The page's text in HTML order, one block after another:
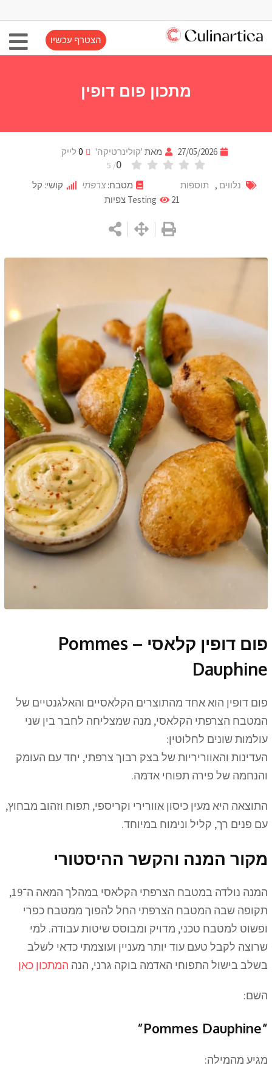
הצטרף עכשיו
מתכון פום דופין
27/05/2026 מאת 'קולינרטיקה' 0 לייק
0
/ 5
נלווים , תוספות מטבח: צרפתי
קושי: קל
Testing
21 צפיות
פום דופין קלאסי – Pommes
Dauphine
פום דופין הוא אחד מהתוצרים הקלאסיים והאלגנטיים של
המטבח הצרפתי הקלאסי, מנה שמצליחה לחבר בין שני
עולמות שונים לחלוטין:
העדינות והאווריריות של בצק רבוך צרפתי, יחד עם העומק
והנחמה של פירה תפוחי אדמה.
התוצאה היא מעין כיסון אוורירי וקריספי, תפוח וזהוב מבחוץ,
עם פנים רך, קליל ונימוח במיוחד.
מקור המנה והקשר ההיסטורי
המנה נולדה במטבח הצרפתי הקלאסי במהלך המאה ה־19,
תקופה שבה המטבח הצרפתי החל להפוך ממטבח כפרי
ופשוט למטבח טכני, מדויק ומבוסס שיטות עבודה. למי
שרוצה לקבל טעם עוד יותר מעניין ועוצמתי כדאי לשלב
בשלב בישול התפוחי האדמה בוקה גרני, הנה המתכון כאן
השם:
“Pommes Dauphine”
מגיע מהמילה: